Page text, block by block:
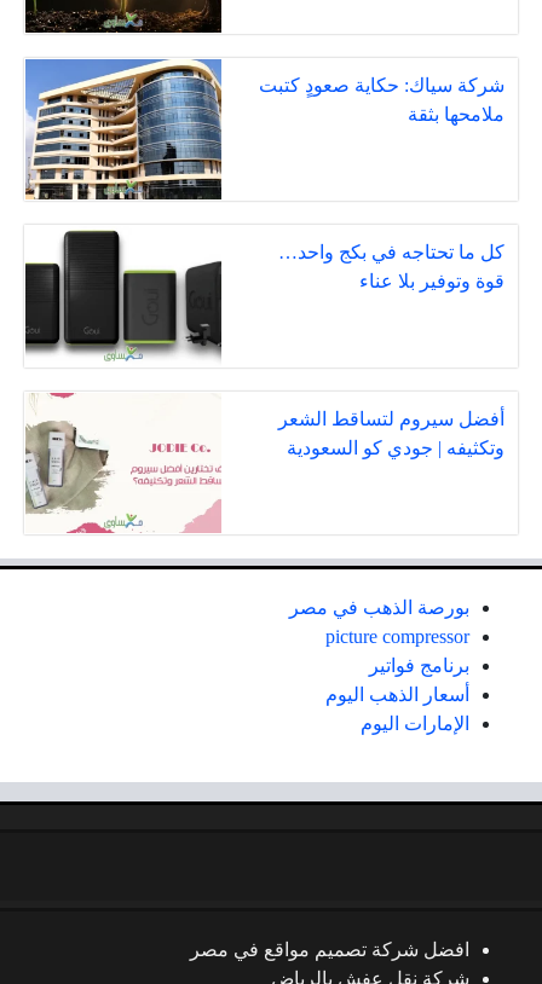
شركة سياك: حكاية صعودٍ كتبت
ملامحها بثقة
كل ما تحتاجه في بكج واحد…
قوة وتوفير بلا عناء
أفضل سيروم لتساقط الشعر
وتكثيفه | جودي كو السعودية
بورصة الذهب في مصر
picture compressor
برنامج فواتير
أسعار الذهب اليوم
الإمارات اليوم
افضل شركة تصميم مواقع في مصر
شركة نقل عفش بالرياض